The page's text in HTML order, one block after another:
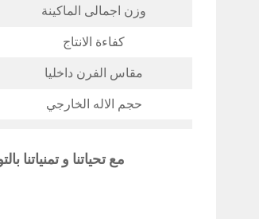
وزن اجمالى الماكينة
كفاءة الانتاج
مقاس الفرن داخليا
حجم الاله الخارجي
مع تحياتنا و